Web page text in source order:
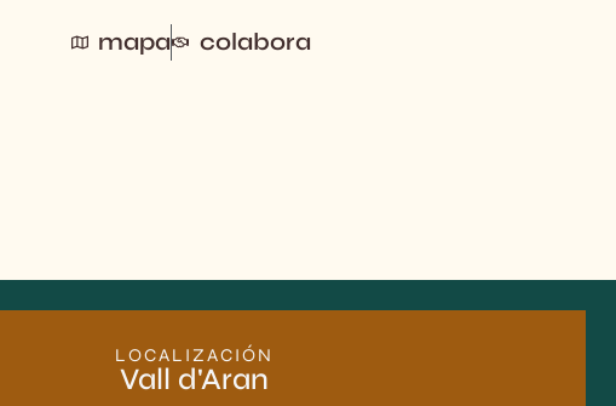
mapa colabora
LOCALIZACIÓN
Vall d'Aran